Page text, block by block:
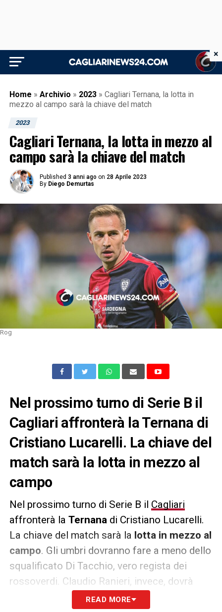
Home » Archivio » 2023 » Cagliari Ternana, la lotta in
mezzo al campo sarà la chiave del match
2023
Cagliari Ternana, la lotta in mezzo al
campo sarà la chiave del match
Published 3 anni ago on 28 Aprile 2023
By Diego Demurtas
Rog
Nel prossimo turno di Serie B il
Cagliari affronterà la Ternana di
Cristiano Lucarelli. La chiave del
match sarà la lotta in mezzo al
campo
Nel prossimo turno di Serie B il Cagliari
affronterà la Ternanadi Cristiano Lucarelli.
La chiave del match sarà la lotta in mezzo al
campo. Gli umbri dovranno fare a meno dello
squalificato Di Tacchio, vero regista dei
rossoverdi. Claudio Ranieri, invece, dovrà
riparare all’assenza dell’infortunio Marco
READ MORE
×